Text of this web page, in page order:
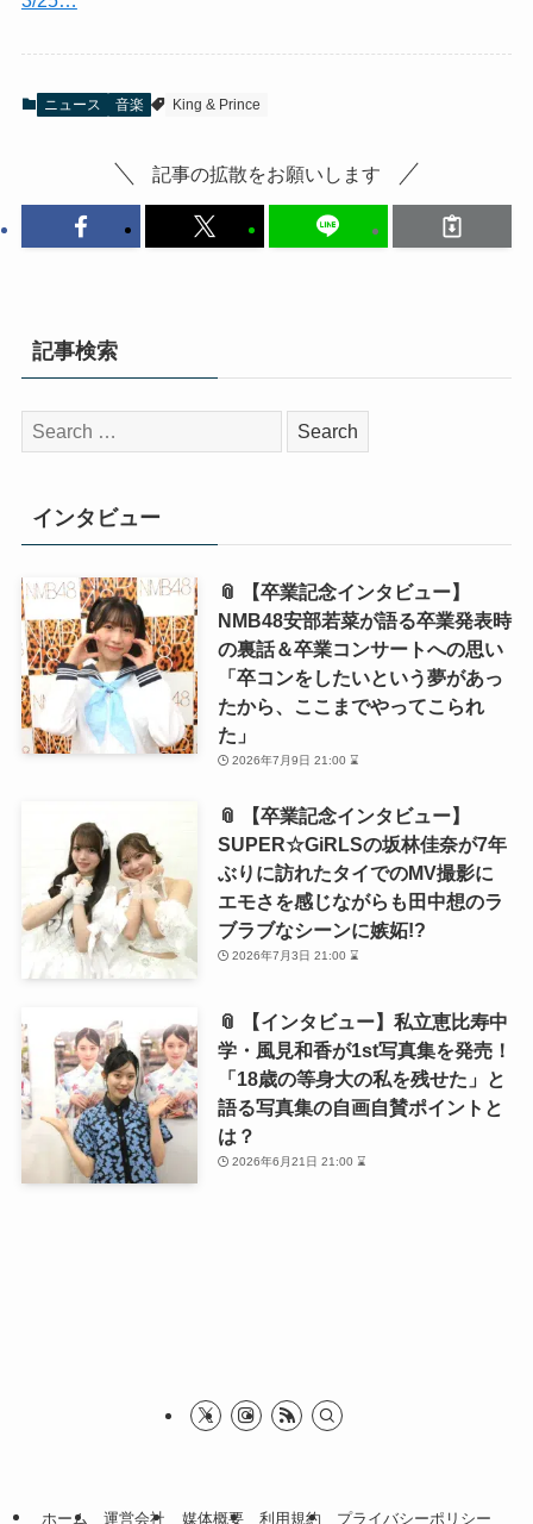
ニュース 音楽 King & Prince
記事の拡散をお願いします
記事検索
検
索:
インタビュー
📎 【卒業記念インタビュー】
NMB48安部若菜が語る卒業発表時
の裏話＆卒業コンサートへの思い
「卒コンをしたいという夢があっ
たから、ここまでやってこられ
た」
2026年7月9日 21:00 ⌛
📎 【卒業記念インタビュー】
SUPER☆GiRLSの坂林佳奈が7年
ぶりに訪れたタイでのMV撮影に
エモさを感じながらも田中想のラ
ブラブなシーンに嫉妬!?
2026年7月3日 21:00 ⌛
📎 【インタビュー】私立恵比寿中
学・風見和香が1st写真集を発売！
「18歳の等身大の私を残せた」と
語る写真集の自画自賛ポイントと
は？
2026年6月21日 21:00 ⌛
ホーム 運営会社 媒体概要 利用規約 プライバシーポリシー